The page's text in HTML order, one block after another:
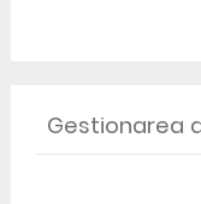
Gestionarea